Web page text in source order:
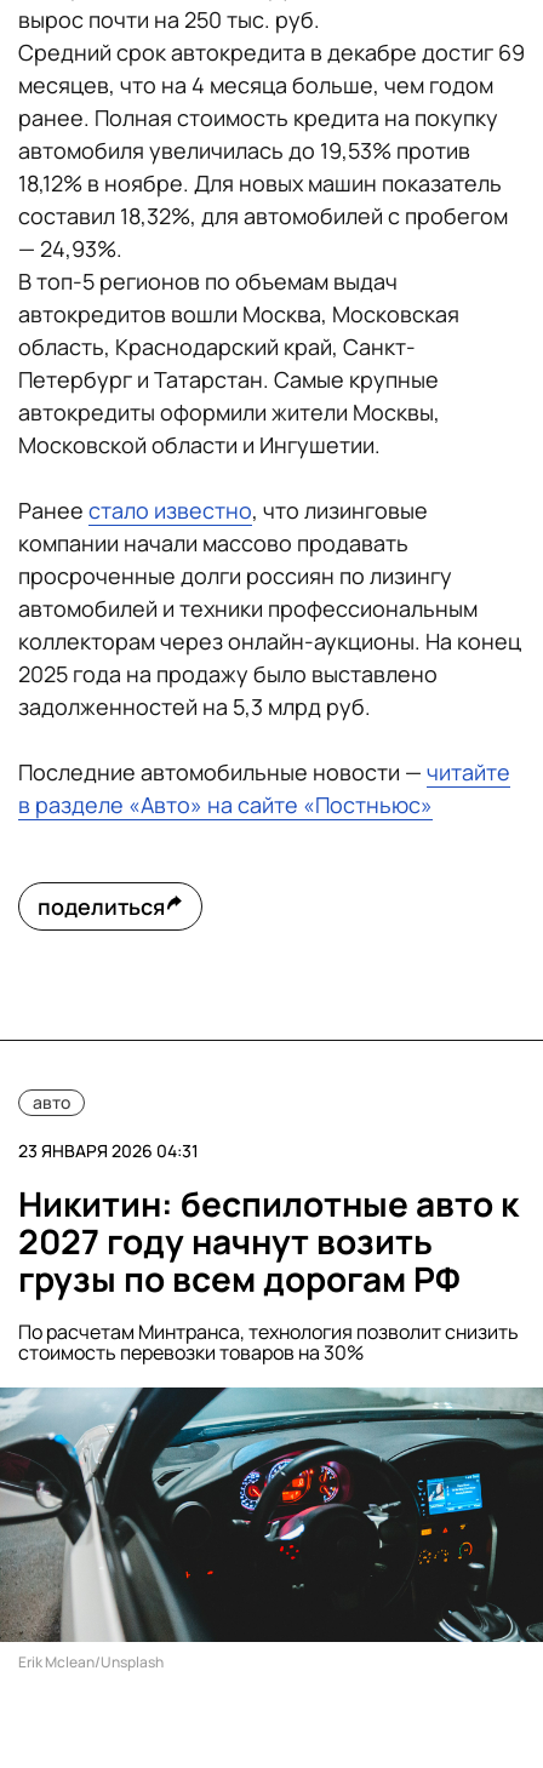
вырос почти на 250 тыс. руб.
Средний срок автокредита в декабре достиг 69
месяцев, что на 4 месяца больше, чем годом
ранее. Полная стоимость кредита на покупку
автомобиля увеличилась до 19,53% против
18,12% в ноябре. Для новых машин показатель
составил 18,32%, для автомобилей с пробегом
— 24,93%.
В топ-5 регионов по объемам выдач
автокредитов вошли Москва, Московская
область, Краснодарский край, Санкт-
Петербург и Татарстан. Самые крупные
автокредиты оформили жители Москвы,
Московской области и Ингушетии.
Ранее стало известно, что лизинговые
компании начали массово продавать
просроченные долги россиян по лизингу
автомобилей и техники профессиональным
коллекторам через онлайн-аукционы. На конец
2025 года на продажу было выставлено
задолженностей на 5,3 млрд руб.
Последние автомобильные новости — читайте
в разделе «Авто» на сайте «Постньюс»
поделиться
авто
23 ЯНВАРЯ 2026 04:31
Никитин: беспилотные авто к
2027 году начнут возить
грузы по всем дорогам РФ
По расчетам Минтранса, технология позволит снизить
стоимость перевозки товаров на 30%
Erik Mclean/Unsplash